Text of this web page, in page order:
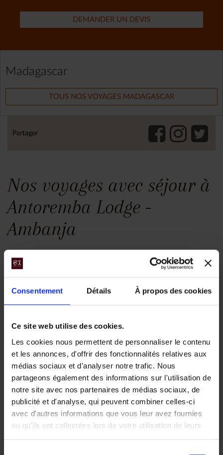
Consentement Détails À propos des cookies
Ce site web utilise des cookies.
Les cookies nous permettent de personnaliser le contenu
et les annonces, d'offrir des fonctionnalités relatives aux
médias sociaux et d'analyser notre trafic. Nous
partageons également des informations sur l'utilisation de
notre site avec nos partenaires de médias sociaux, de
publicité et d'analyse, qui peuvent combiner celles-ci
avec d'autres informations que vous leur avez fournies
ou qu'ils ont collectées lors de votre utilisation de leurs
services.
DEMANDER UN DEVIS
Madagascar
TOUS NOS VOYAGES MADAGASCAR
Partager
Nos voyages avec séjour à
Antoremba Lodge -
Ambanja
Le Nord de
Madagascar,
voyage et
aventure
Voyage et aventure de la
mythique Diego Suarez,
aux mystérieuses Tsingy
rouges et gris (réserve